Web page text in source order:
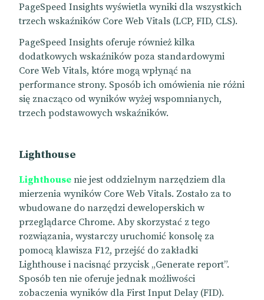
PageSpeed Insights wyświetla wyniki dla wszystkich
trzech wskaźników Core Web Vitals (LCP, FID, CLS).
PageSpeed Insights oferuje również kilka
dodatkowych wskaźników poza standardowymi
Core Web Vitals, które mogą wpłynąć na
performance strony. Sposób ich omówienia nie różni
się znacząco od wyników wyżej wspomnianych,
trzech podstawowych wskaźników.
Lighthouse
Lighthouse nie jest oddzielnym narzędziem dla
mierzenia wyników Core Web Vitals. Zostało za to
wbudowane do narzędzi deweloperskich w
przeglądarce Chrome. Aby skorzystać z tego
rozwiązania, wystarczy uruchomić konsolę za
pomocą klawisza F12, przejść do zakładki
Lighthouse i nacisnąć przycisk „Generate report”.
Sposób ten nie oferuje jednak możliwości
zobaczenia wyników dla First Input Delay (FID).